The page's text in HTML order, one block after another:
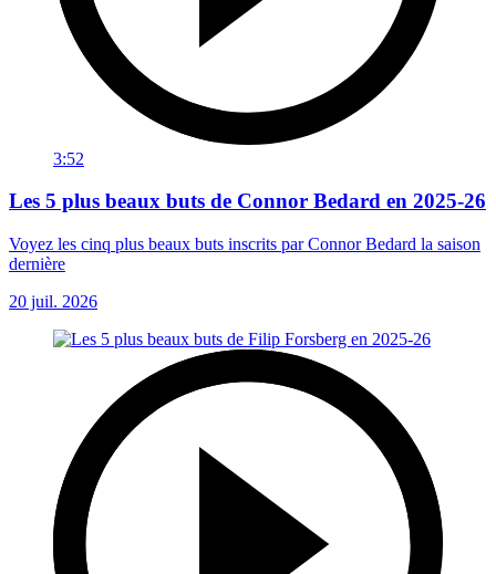
3:52
Les 5 plus beaux buts de Connor Bedard en 2025-26
Voyez les cinq plus beaux buts inscrits par Connor Bedard la saison
dernière
20 juil. 2026